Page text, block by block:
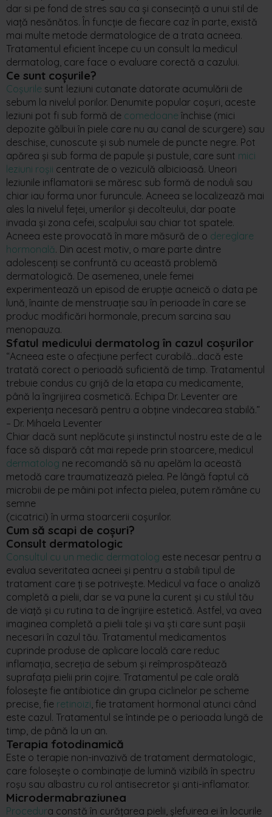
dar si pe fond de stres sau ca și consecință a unui stil de
viață nesănătos. În funcție de fiecare caz în parte, există
mai multe metode dermatologice de a trata acneea.
Tratamentul eficient începe cu un consult la medicul
dermatolog, care face o evaluare corectă a cazului.
Ce sunt coșurile?
Coșurile sunt leziuni cutanate datorate acumulării de
sebum la nivelul porilor. Denumite popular coșuri, aceste
leziuni pot fi sub formă de comedoane închise (mici
depozite gălbui în piele care nu au canal de scurgere) sau
deschise, cunoscute și sub numele de puncte negre. Pot
apărea și sub forma de papule și pustule, care sunt mici
leziuni roșii centrate de o veziculă albicioasă. Uneori
leziunile inflamatorii se măresc sub formă de noduli sau
chiar iau forma unor furuncule. Acneea se localizează mai
ales la nivelul feței, umerilor și decolteului, dar poate
invada și zona cefei, scalpului sau chiar tot spatele.
Acneea este provocată în mare măsură de o dereglare
hormonală. Din acest motiv, o mare parte dintre
adolescenți se confruntă cu această problemă
dermatologică. De asemenea, unele femei
experimentează un episod de erupție acneică o data pe
lună, înainte de menstruație sau în perioade în care se
produc modificări hormonale, precum sarcina sau
menopauza.
Sfatul medicului dermatolog în cazul coșurilor
“Acneea este o afecțiune perfect curabilă…dacă este
tratată corect o perioadă suficientă de timp. Tratamentul
trebuie condus cu grijă de la etapa cu medicamente,
până la îngrijirea cosmetică. Echipa Dr. Leventer are
experiența necesară pentru a obține vindecarea stabilă.”
– Dr. Mihaela Leventer
Chiar dacă sunt neplăcute și instinctul nostru este de a le
face să dispară cât mai repede prin stoarcere, medicul
dermatolog ne recomandă să nu apelăm la această
metodă care traumatizează pielea. Pe lângă faptul că
microbii de pe mâini pot infecta pielea, putem rămâne cu
semne
(cicatrici) în urma stoarcerii coșurilor.
Cum să scapi de coșuri?
Consult dermatologic
Consultul cu un medic dermatolog este necesar pentru a
evalua severitatea acneei și pentru a stabili tipul de
tratament care ți se potrivește. Medicul va face o analiză
completă a pielii, dar se va pune la curent și cu stilul tău
de viață și cu rutina ta de îngrijire estetică. Astfel, va avea
imaginea completă a pielii tale și va ști care sunt pașii
necesari în cazul tău. Tratamentul medicamentos
cuprinde produse de aplicare locală care reduc
inflamația, secreția de sebum și reîmprospătează
suprafața pielii prin cojire. Tratamentul pe cale orală
folosește fie antibiotice din grupa ciclinelor pe scheme
precise, fie retinoizi, fie tratament hormonal atunci când
este cazul. Tratamentul se întinde pe o perioada lungă de
timp, de până la un an.
Terapia fotodinamică
Este o terapie non-invazivă de tratament dermatologic,
care folosește o combinație de lumină vizibilă în spectru
roșu sau albastru cu rol antisecretor și anti-inflamator.
Microdermabraziunea
Procedura constă în curățarea pielii, șlefuirea ei în locurile